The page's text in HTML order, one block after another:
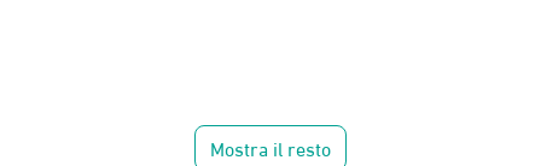
Mostra il resto